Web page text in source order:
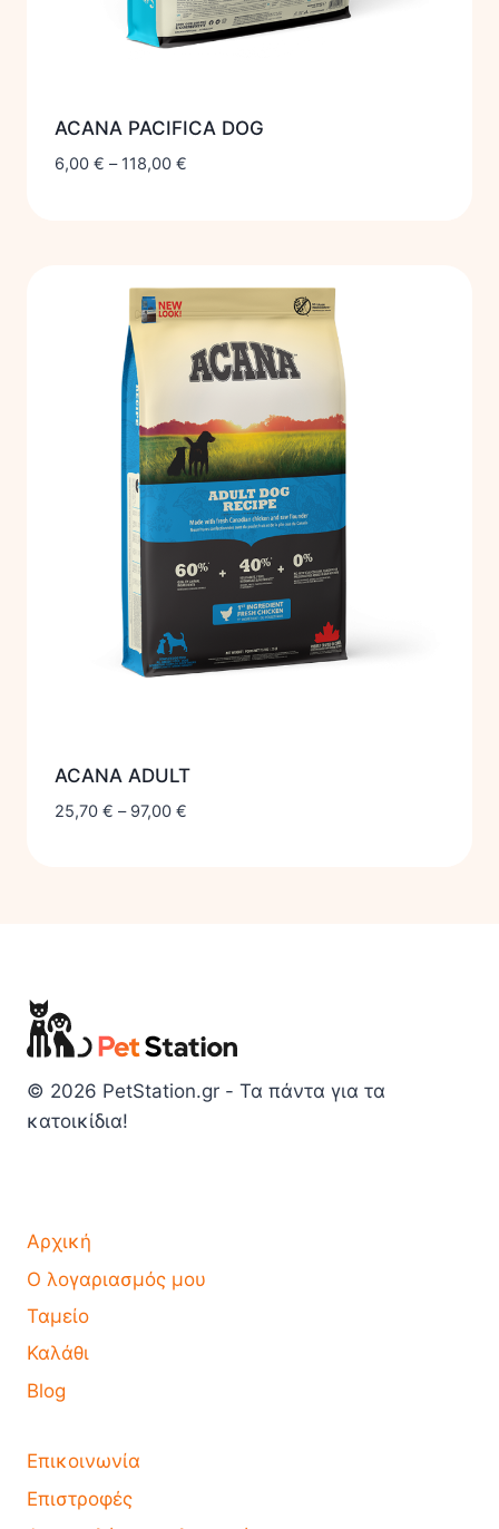
ACANA PACIFICA DOG
6,00 € – 118,00 €
ACANA ADULT
25,70 € – 97,00 €
© 2026 PetStation.gr - Τα πάντα για τα
κατοικίδια!
Αρχική
Ο λογαριασμός μου
Ταμείο
Καλάθι
Blog
Επικοινωνία
Επιστροφές